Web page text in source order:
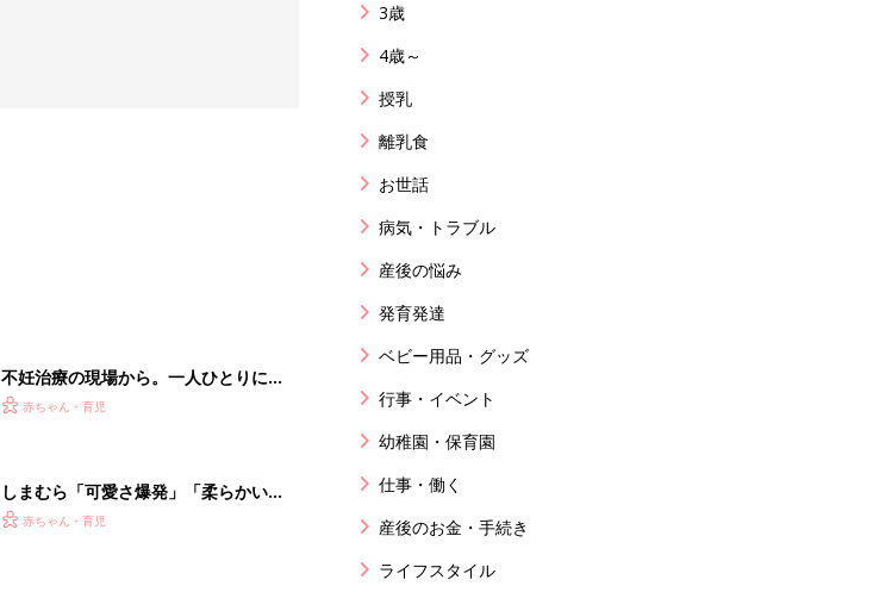
不妊治療の現場から。一人ひとりに合
った「オーダーメイドの不妊治療」っ
赤ちゃん・育児
しまむら「可愛さ爆発」「柔らかい肌
触り」今買うべき！ニット4選
赤ちゃん・育児
3歳
4歳～
授乳
離乳食
お世話
病気・トラブル
産後の悩み
発育発達
ベビー用品・グッズ
行事・イベント
幼稚園・保育園
仕事・働く
産後のお金・手続き
ライフスタイル